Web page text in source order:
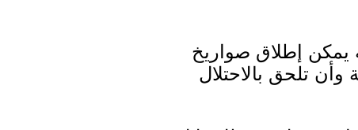
يمكن إطلاق صواريخ
تلحق بالاحتلال